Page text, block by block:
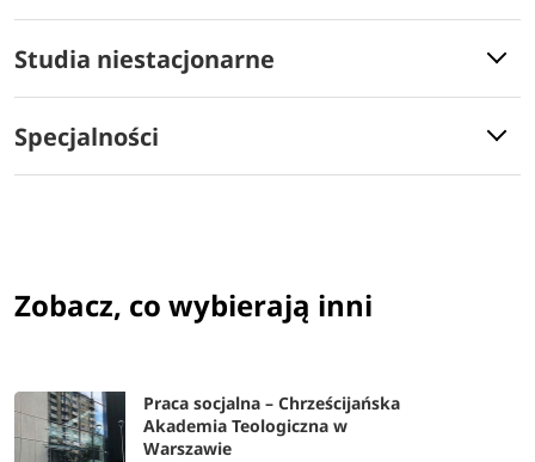
Studia niestacjonarne
Specjalności
Zobacz, co wybierają inni
Praca socjalna – Chrześcijańska
Akademia Teologiczna w
Warszawie